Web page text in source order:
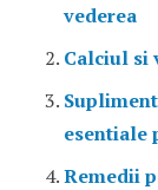
vederea
Calciul si
esentiale
Remedii